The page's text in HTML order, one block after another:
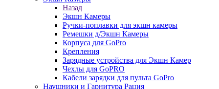
Назад
Экшн Камеры
Ручки-поплавки для экшн камеры
Ремешки д/Экшн Камеры
Корпуса для GoPro
Крепления
Зарядные устройства для Экшн Камер
Чехлы для GoPRO
Кабели зарядки для пульта GoPro
Наушники и Гарнитура Рация